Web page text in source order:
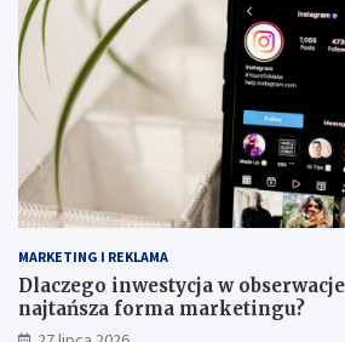
MARKETING I REKLAMA
Dlaczego inwestycja w
najtańsza forma marketingu?